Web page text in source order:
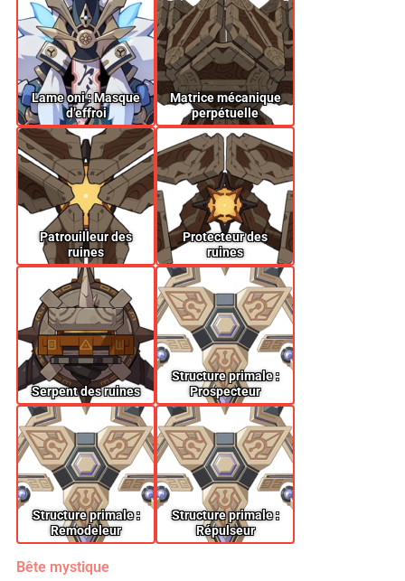
Lame oni : Masque
d’effroi
Matrice mécanique
perpétuelle
Patrouilleur des
ruines
Protecteur des
ruines
Serpent des ruines
Structure primale :
Prospecteur
Structure primale :
Remodeleur
Structure primale :
Répulseur
Bête mystique